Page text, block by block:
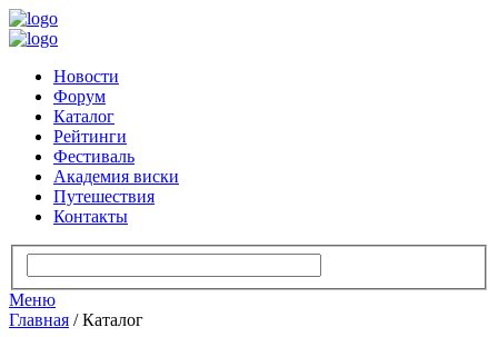
Новости
Форум
Каталог
Рейтинги
Фестиваль
Академия виски
Путешествия
Контакты
Меню
Главная /Каталог